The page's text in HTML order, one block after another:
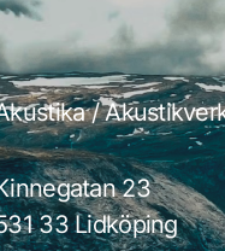
/
23
33 Lidköping